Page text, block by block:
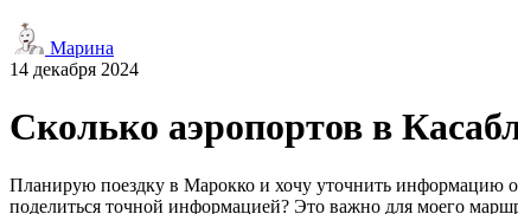
Марина
14 декабря 2024
Сколько аэропортов в
Планирую поездку в Марокко и хочу уточнить информацию
поделиться точной информацией? Это важно для моего